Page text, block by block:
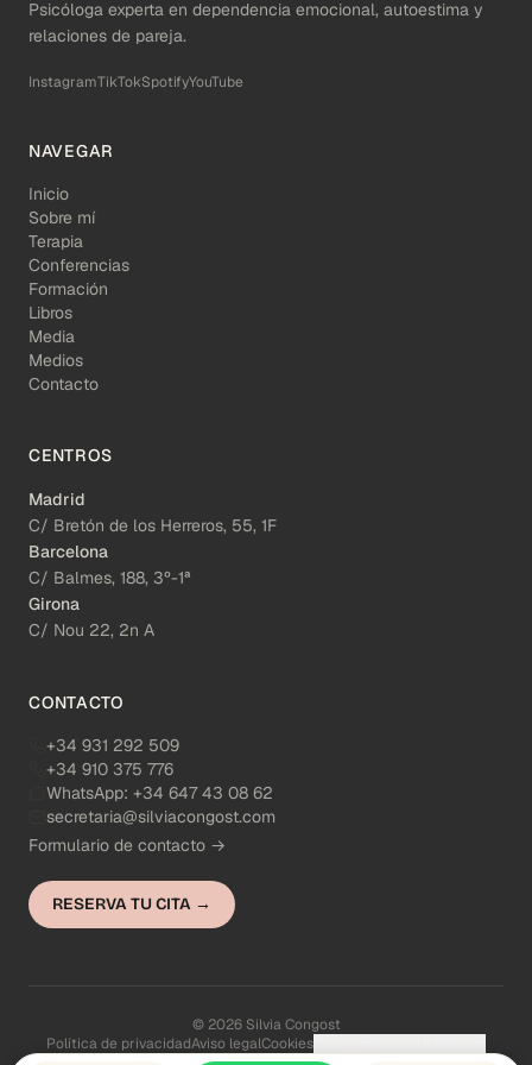
Psicóloga experta en dependencia emocional, autoestima y
relaciones de pareja.
InstagramTikTokSpotifyYouTube
NAVEGAR
Inicio
Sobre mí
Terapia
Conferencias
Formación
Libros
Media
Medios
Contacto
CENTROS
Madrid
C/ Bretón de los Herreros, 55, 1F
Barcelona
C/ Balmes, 188, 3º-1ª
Girona
C/ Nou 22, 2n A
CONTACTO
+34 931 292 509
+34 910 375 776
WhatsApp: +34 647 43 08 62
secretaria@silviacongost.com
Formulario de contacto →
RESERVA TU CITA →
© 2026 Silvia Congost
Política de privacidadAviso legalCookies